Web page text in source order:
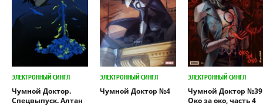
ЭЛЕКТРОННЫЙ СИНГЛ
Чумной Доктор.
Спецвыпуск. Алтан
ЭЛЕКТРОННЫЙ СИНГЛ
Чумной Доктор №4
ЭЛЕКТРОННЫЙ СИНГЛ
Чумной Доктор №39
Око за око, часть 4